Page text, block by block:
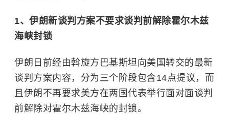
1、伊朗新谈判方案不要求谈判前解除霍尔木兹
海峡封锁
伊朗日前经由斡旋方巴基斯坦向美国转交的最新
谈判方案内容，分为三个阶段包含14点提议，而
且伊朗不再要求美方在两国代表举行面对面谈判
前解除对霍尔木兹海峡的封锁。